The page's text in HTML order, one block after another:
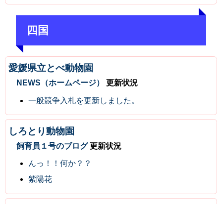
四国
愛媛県立とべ動物園
NEWS（ホームページ） 更新状況
一般競争入札を更新しました。
しろとり動物園
飼育員１号のブログ更新状況
んっ！！何か？？
紫陽花